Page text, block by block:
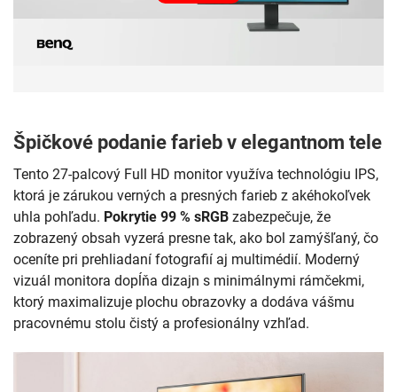
Špičkové podanie farieb v elegantnom tele
Tento 27-palcový Full HD monitor využíva technológiu IPS,
ktorá je zárukou verných a presných farieb z akéhokoľvek
uhla pohľadu. Pokrytie 99 % sRGB zabezpečuje, že
zobrazený obsah vyzerá presne tak, ako bol zamýšľaný, čo
oceníte pri prehliadaní fotografií aj multimédií. Moderný
vizuál monitora dopĺňa dizajn s minimálnymi rámčekmi,
ktorý maximalizuje plochu obrazovky a dodáva vášmu
pracovnému stolu čistý a profesionálny vzhľad.